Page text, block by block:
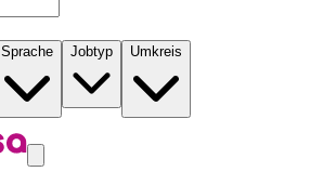
Sprache Jobtyp Umkreis